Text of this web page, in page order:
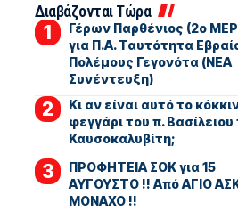
Διαβάζονται Τώρα
Γέρων Παρθένιος (2ο
για Π.Α. Ταυτότητα
Πολέμους Γεγονότα (ΝΕΑ
Συνέντευξη)
Κι αν είναι αυτό το
φεγγάρι του π. Βασίλειου
Καυσοκαλυβίτη;
ΠΡΟΦΗΤΕΙΑ ΣΟΚ για 15
ΑΥΓΟΥΣΤΟ !! Από ΑΓΙΟ
ΜΟΝΑΧΟ !!